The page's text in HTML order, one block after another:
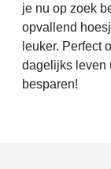
je nu op zoek
opvallend
leuker. Perfect
dagelijks leven
besparen!